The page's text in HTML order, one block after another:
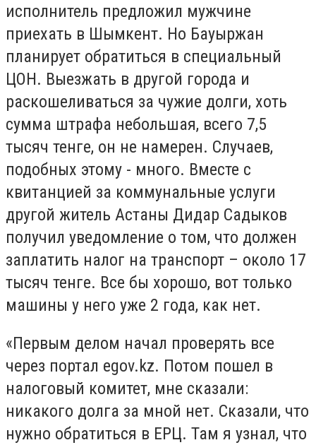
исполнитель предложил мужчине
приехать в Шымкент. Но Бауыржан
планирует обратиться в специальный
ЦОН. Выезжать в другой города и
раскошеливаться за чужие долги, хоть
сумма штрафа небольшая, всего 7,5
тысяч тенге, он не намерен. Случаев,
подобных этому - много. Вместе с
квитанцией за коммунальные услуги
другой житель Астаны Дидар Садыков
получил уведомление о том, что должен
заплатить налог на транспорт – около 17
тысяч тенге. Все бы хорошо, вот только
машины у него уже 2 года, как нет.
«Первым делом начал проверять все
через портал egov.kz. Потом пошел в
налоговый комитет, мне сказали:
никакого долга за мной нет. Сказали, что
нужно обратиться в ЕРЦ. Там я узнал, что